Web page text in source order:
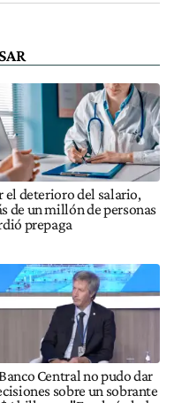
el deterioro del salario,
de un millón de personas
prepaga
Central no pudo dar
sobre un sobrante